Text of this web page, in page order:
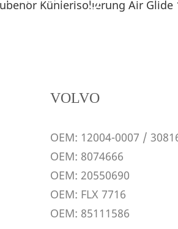
VOLVO
OEM: 12004-0007 /
OEM: 8074666
OEM: 20550690
OEM: FLX 7716
OEM: 85111586